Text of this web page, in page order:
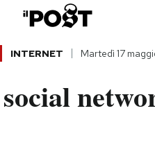
INTERNET Martedì 17